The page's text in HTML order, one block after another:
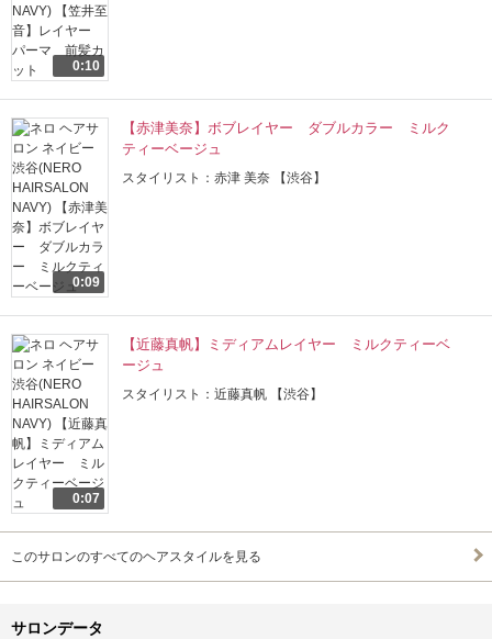
0:10
0:09
【赤津美奈】ボブレイヤー ダブルカラー ミルク
ティーベージュ
スタイリスト：赤津 美奈 【渋谷】
0:07
【近藤真帆】ミディアムレイヤー ミルクティーベ
ージュ
スタイリスト：近藤真帆 【渋谷】
このサロンのすべてのヘアスタイルを見る
サロンデータ